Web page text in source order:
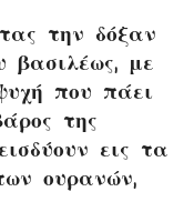
την δόξαν
βασιλέως, με
που πάει
της
εις τα
ουρανών,